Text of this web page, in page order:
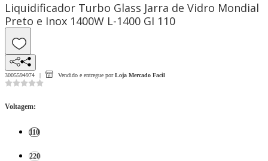
Liquidificador Turbo Glass Jarra de Vidro Mondial
Preto e Inox 1400W L-1400 GI 110
3005594974 Vendido e entregue por Loja Mercado Facil
Voltagem:
110
220